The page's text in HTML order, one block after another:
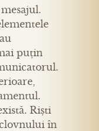
puțin
Riști
în